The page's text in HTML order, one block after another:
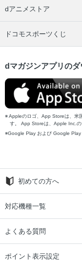
dアニメストア
ドコモスポーツくじ
dマガジンアプリの
Appleのロゴ、App Storeは、米
す。 App Storeは、Apple Inc.の
Google Play および Google Play
初めての方へ
対応機種一覧
よくある質問
ポイント表示設定